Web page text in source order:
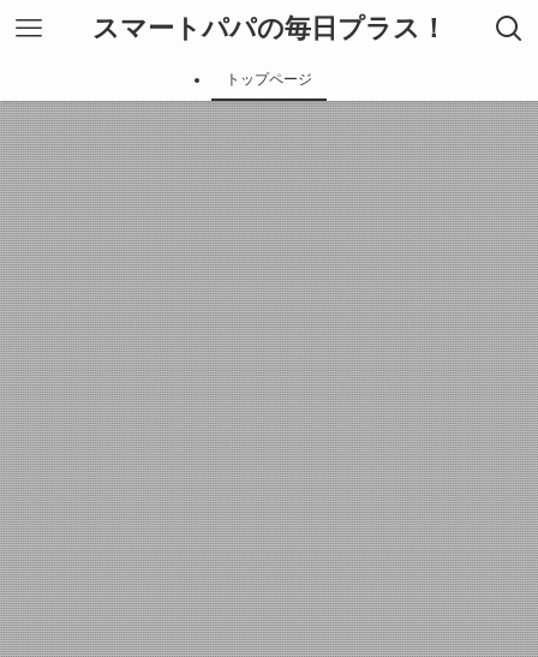
スマートパパの毎日プラス！
トップページ